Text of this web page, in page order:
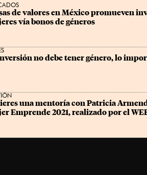
de valores en México promueven
vía bonos de géneros
no debe tener género, lo
una mentoría con Patricia
Emprende 2021, realizado por el